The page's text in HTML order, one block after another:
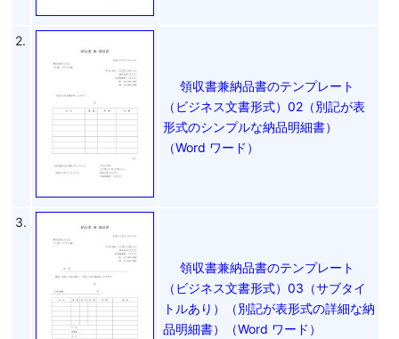
2.
領収書兼納品書のテンプレート
（ビジネス文書形式）02（別記が表
形式のシンプルな納品明細書）
（Word ワード）
3.
領収書兼納品書のテンプレート
（ビジネス文書形式）03（サブタイ
トルあり）（別記が表形式の詳細な納
品明細書）（Word ワード）